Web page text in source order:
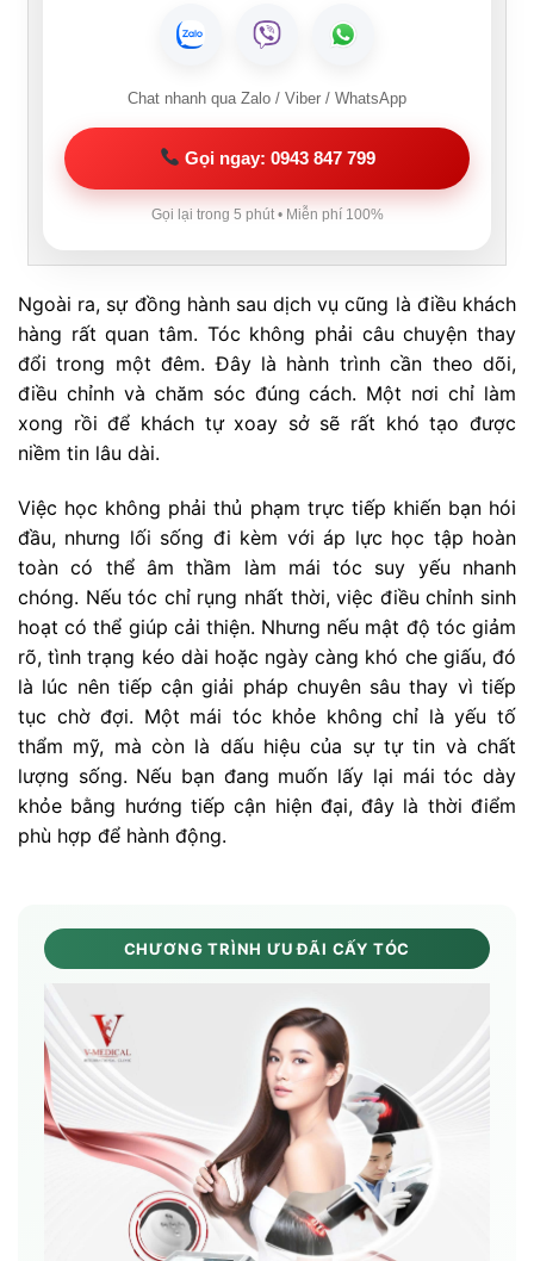
Chat nhanh qua Zalo / Viber / WhatsApp
Gọi ngay: 0943 847 799
Gọi lại trong 5 phút • Miễn phí 100%
Ngoài ra, sự đồng hành sau dịch vụ cũng là điều khách
hàng rất quan tâm. Tóc không phải câu chuyện thay
đổi trong một đêm. Đây là hành trình cần theo dõi,
điều chỉnh và chăm sóc đúng cách. Một nơi chỉ làm
xong rồi để khách tự xoay sở sẽ rất khó tạo được
niềm tin lâu dài.
Việc học không phải thủ phạm trực tiếp khiến bạn hói
đầu, nhưng lối sống đi kèm với áp lực học tập hoàn
toàn có thể âm thầm làm mái tóc suy yếu nhanh
chóng. Nếu tóc chỉ rụng nhất thời, việc điều chỉnh sinh
hoạt có thể giúp cải thiện. Nhưng nếu mật độ tóc giảm
rõ, tình trạng kéo dài hoặc ngày càng khó che giấu, đó
là lúc nên tiếp cận giải pháp chuyên sâu thay vì tiếp
tục chờ đợi. Một mái tóc khỏe không chỉ là yếu tố
thẩm mỹ, mà còn là dấu hiệu của sự tự tin và chất
lượng sống. Nếu bạn đang muốn lấy lại mái tóc dày
khỏe bằng hướng tiếp cận hiện đại, đây là thời điểm
phù hợp để hành động.
CHƯƠNG TRÌNH ƯU ĐÃI CẤY TÓC